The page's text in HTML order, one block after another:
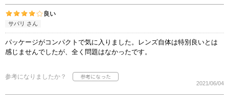
良い
サパリ さん
パッケージがコンパクトで気に入りました。レンズ自体は特別良いとは
感じませんでしたが、全く問題はなかったです。
参考になりましたか？
2021/06/04